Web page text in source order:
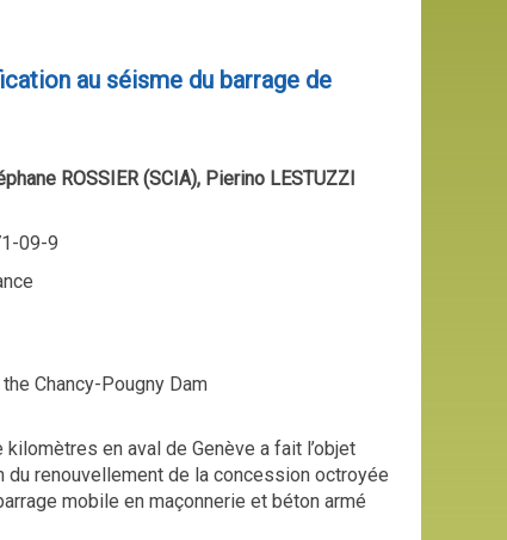
au séisme du barrage de
ROSSIER (SCIA), Pierino LESTUZZI
09-9
Chancy-Pougny Dam
en aval de Genève a fait l’objet
du renouvellement de la concession octroyée
mobile en maçonnerie et béton armé